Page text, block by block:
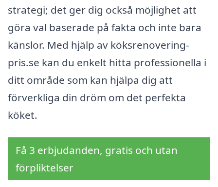
strategi; det ger dig också möjlighet att
göra val baserade på fakta och inte bara
känslor. Med hjälp av köksrenovering-
pris.se kan du enkelt hitta professionella i
ditt område som kan hjälpa dig att
förverkliga din dröm om det perfekta
köket.
Få 3 erbjudanden, gratis och utan
förpliktelser